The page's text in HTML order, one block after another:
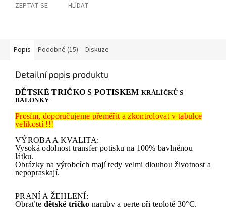
ZEPTAT SE HLÍDAT
Popis Podobné (15) Diskuze
Detailní popis produktu
DĚTSKÉ TRIČKO S POTISKEM KRÁLÍČKŮ S
BALONKY
Prosím, doporučujeme přeměřit a zkontrolovat v tabulce
velikostí !!!
VÝROBA A KVALITA:
Vysoká odolnost transfer potisku na 100% bavlněnou
látku.
Obrázky na výrobcích mají tedy velmi dlouhou životnost a
nepopraskají.
PRANÍ A ŽEHLENÍ:
Obraťte dětské tričko naruby a perte při teplotě 30°C.